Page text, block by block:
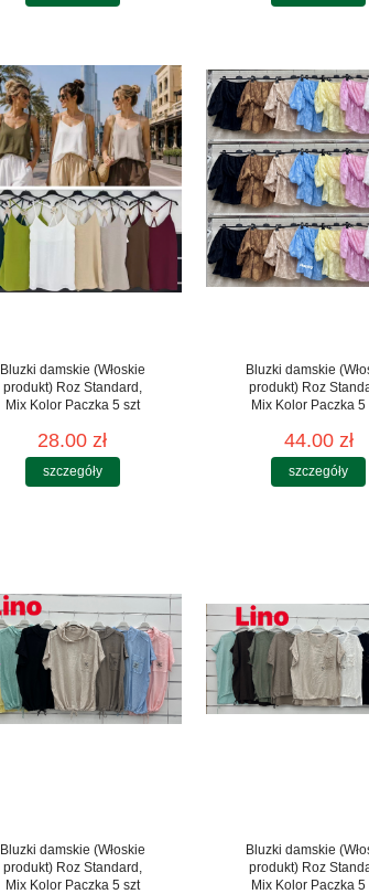
Bluzki damskie (Włoskie
produkt) Roz Standard,
Mix Kolor Paczka 5 szt
28.00 zł
szczegóły
Bluzki damskie
produkt) Roz
Mix Kolor Paczka 5
44.00 zł
szczegóły
Bluzki damskie (Włoskie
produkt) Roz Standard,
Mix Kolor Paczka 5 szt
Bluzki damskie
produkt) Roz
Mix Kolor Paczka 5